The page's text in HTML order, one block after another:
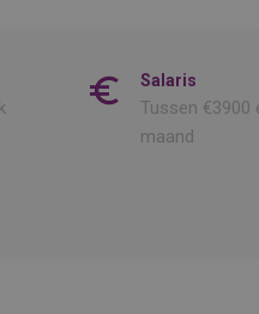
Salaris
Tussen €3900
maand